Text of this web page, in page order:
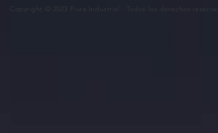
Copyright © 2023 Piura Industrial - Todos los derechos